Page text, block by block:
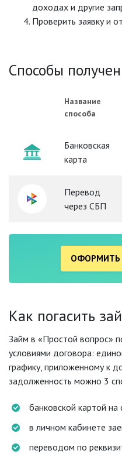
доходах и другие
Проверить заявку и
Способы
Название
способа
Банковская
карта
Перевод
через СБП
ОФОРМИТЬ
Как погасить
Займ в «Простой вопрос»
условиями договора:
графику, приложенному к
задолженность можно 3
банковской картой на
в личном кабинете
переводом по